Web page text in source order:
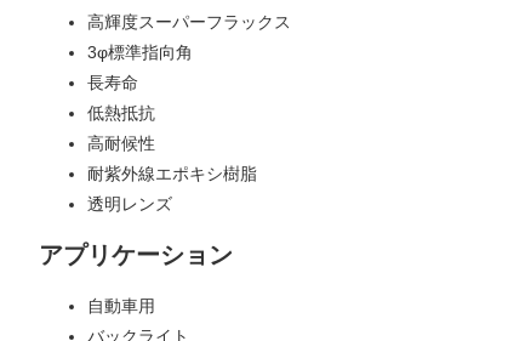
高輝度スーパーフラックス
3φ標準指向角
長寿命
低熱抵抗
高耐候性
耐紫外線エポキシ樹脂
透明レンズ
アプリケーション
自動車用
バックライト